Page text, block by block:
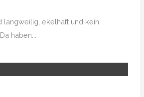
langweilig, ekelhaft und kein
haben...